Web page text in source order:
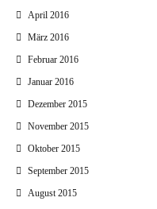
April 2016
März 2016
Februar 2016
Januar 2016
Dezember 2015
November 2015
Oktober 2015
September 2015
August 2015